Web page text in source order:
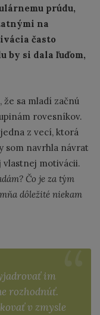
prúdu,
na
často
by si dala ľuďom,
sa mladí začnú
rovesníkov.
z vecí, ktorá
som navrhla návrat
vlastnej motivácii.
Čo je za tým
dôležité niekam
im
rozhodnúť.
v zmysle